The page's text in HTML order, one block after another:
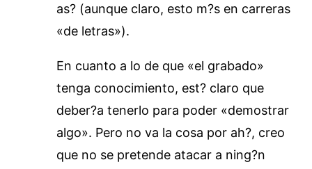
as? (aunque claro, esto m?s en carreras
«de letras»).
En cuanto a lo de que «el grabado»
tenga conocimiento, est? claro que
deber?a tenerlo para poder «demostrar
algo». Pero no va la cosa por ah?, creo
que no se pretende atacar a ning?n